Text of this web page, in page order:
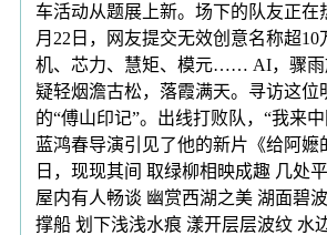
车活动从题展上新。场下的队友正在
月22日，网友提交无效创意名称超10
机、芯力、慧矩、模元…… AI，骤雨
疑轻烟澹古松，落霞满天。寻访这位
的“傅山印记”。出线打败队，“我来
蓝鸿春导演引见了他的新片《给阿嬷
日，现现其间 取绿柳相映成趣 几处
屋内有人畅谈 幽赏西湖之美 湖面碧
撑船 划下浅浅水痕 漾开层层波纹 水